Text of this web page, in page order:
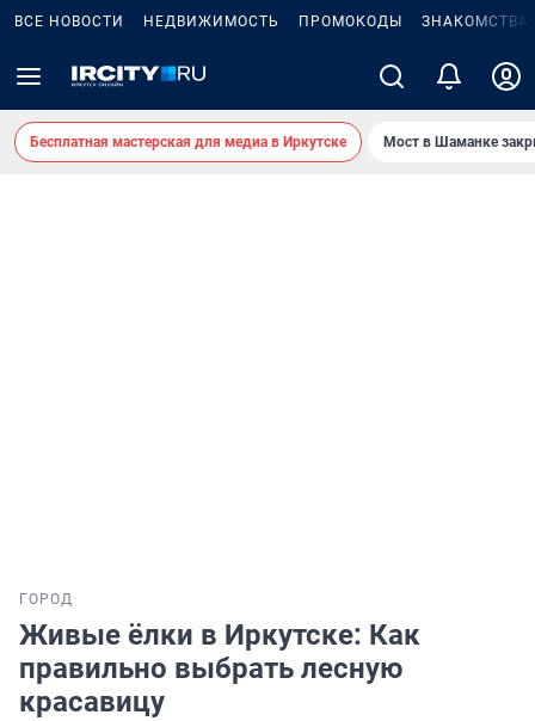
ВСЕ НОВОСТИ НЕДВИЖИМОСТЬ ПРОМОКОДЫ ЗНАКОМСТВА
Бесплатная мастерская для медиа в Иркутске Мост в Шаманке
ГОРОД
Живые ёлки в Иркутске: Как
правильно выбрать лесную
красавицу